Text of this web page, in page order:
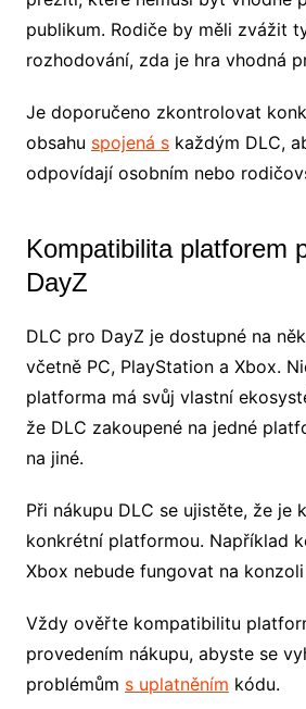
publikum. Rodiče by měli zvážit
rozhodování, zda je hra vhodná
Je doporučeno zkontrolovat
obsahu spojená skaždým DLC,
odpovídají osobním nebo
Kompatibilita platforem
DayZ
DLC pro DayZ je dostupné na
včetně PC, PlayStation a Xbox.
platforma má svůj vlastní
že DLC zakoupené na jedné
na jiné.
Při nákupu DLC se ujistěte, že je
konkrétní platformou. Například
Xbox nebude fungovat na
Vždy ověřte kompatibilitu
provedením nákupu, abyste se
problémům s uplatněním kódu.